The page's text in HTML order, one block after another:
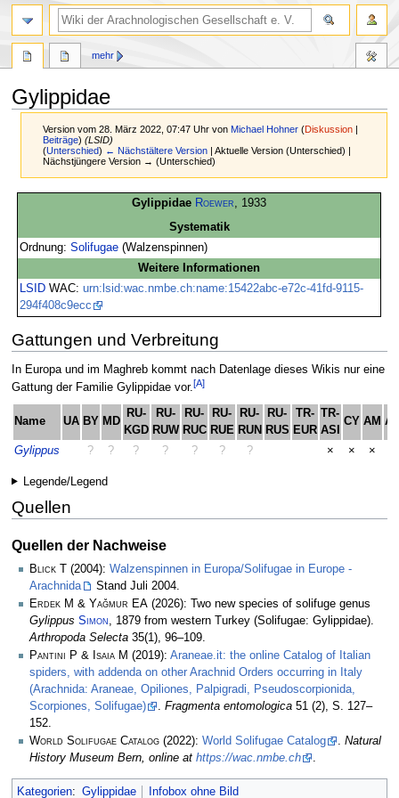
Gylippidae
Version vom 28. März 2022, 07:47 Uhr vonMichael Hohner (Diskussion |
Beiträge) (LSID)
(Unterschied) ← Nächstältere Version | Aktuelle Version (Unterschied) |
Nächstjüngere Version → (Unterschied)
Gylippidae Roewer, 1933
Systematik
Ordnung:Solifugae (Walzenspinnen)
Weitere Informationen
LSID WAC:urn:lsid:wac.nmbe.ch:name:15422abc-e72c-41fd-9115-
294f408c9ecc
Gattungen und Verbreitung
In Europa und im Maghreb kommt nach Datenlage dieses Wikis nur eine
Gattung der Familie Gylippidae vor.[A]
Name UA BY MD
RU-
KGD
RU-
RUW
RU-
RUC
RU-
RUE
RU-
RUN
RU-
RUS
TR-
EUR
TR-
ASI
CY AM AZ
Gylippus ? ? ? ? ? ? ? × × ×
Legende/Legend
Quellen
Quellen der Nachweise
Blick T (2004): Walzenspinnen in Europa/Solifugae in Europe -
Arachnida
Stand Juli 2004.
Erdek M & Yağmur EA (2026): Two new species of solifuge genus
Gylippus Simon, 1879 from western Turkey (Solifugae: Gylippidae).
Arthropoda Selecta 35(1), 96–109.
Pantini P & Isaia M (2019): Araneae.it: the online Catalog of Italian
spiders, with addenda on other Arachnid Orders occurring in Italy
(Arachnida: Araneae, Opiliones, Palpigradi, Pseudoscorpionida,
Scorpiones, Solifugae)
. Fragmenta entomologica 51 (2), S. 127–
152.
World Solifugae Catalog (2022): World Solifugae Catalog . Natural
History Museum Bern, online at https://wac.nmbe.ch .
Kategorien: Gylippidae Infobox ohne Bild
mehr